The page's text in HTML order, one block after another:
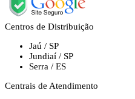
Centros de Distribuição
Jaú / SP
Jundiaí / SP
Serra / ES
Centrais de Atendimento